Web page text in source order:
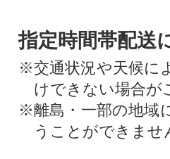
指定時間帯配送
※交通状況や天候に
けできない場合が
※離島・一部の地域
うことができませ